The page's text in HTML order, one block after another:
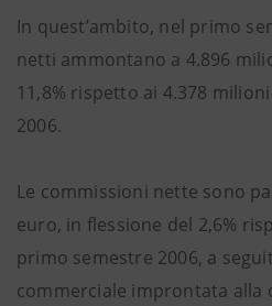
In quest’ambito, nel primo
netti ammontano a 4.896
11,8% rispetto ai 4.378
2006.
Le commissioni nette sono
euro, in flessione del 2,6%
primo semestre 2006, a
commerciale improntata alla